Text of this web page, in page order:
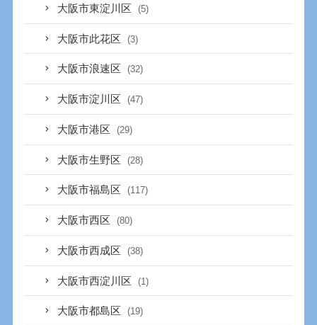
大阪市東淀川区 (5)
大阪市此花区 (3)
大阪市浪速区 (32)
大阪市淀川区 (47)
大阪市港区 (29)
大阪市生野区 (28)
大阪市福島区 (117)
大阪市西区 (80)
大阪市西成区 (38)
大阪市西淀川区 (1)
大阪市都島区 (19)